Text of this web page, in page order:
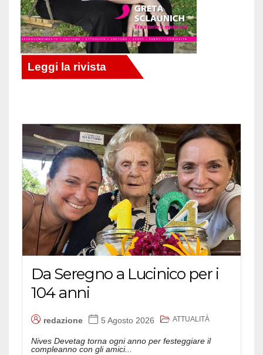
Da Seregno a Lucinico per i
104 anni
redazione 5 Agosto 2026 ATTUALITÀ
Nives Devetag torna ogni anno per festeggiare il
compleanno con gli amici...